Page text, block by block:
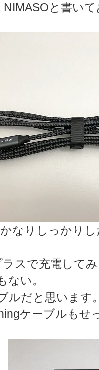
と書い
かなりしっかり
スで充電して
ない。
ルだと思います
ケーブルもせ